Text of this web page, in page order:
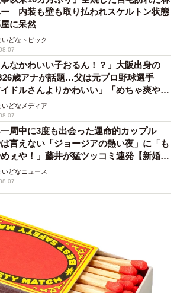
しぶりにオフ会でドッグランに行った
みたいで爆睡していました。とはい
の行動に対してはかなり大らかです
内装も壁も取り払われスケルトン状態
に呆然
いどなトピック
んなかわいい子おるん！？」大阪出身の
歳アナが話題…父は元プロ野球選手
イドルさんよりかわいい」「めちゃ爽や
いどなメディア
周中に3度も出会った運命的カップル
言えない「ジョージアの熱い夜」に「も
ぇや！」藤井が猛ツッコミ連発【新婚さ
いどなニュース